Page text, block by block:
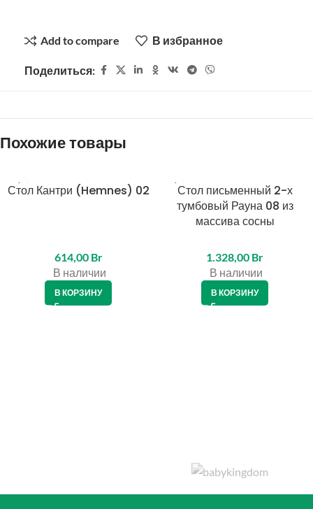
Add to compare В избранное
Поделиться:
Похожие товары
КРЕДИТ 4%
Стол Кантри (Hemnes) 02
614,00 Br
В наличии
В КОРЗИНУ
КРЕДИТ 4%
Стол письменный 2-х
тумбовый Рауна 08 из
массива сосны
1.328,00 Br
В наличии
В КОРЗИНУ